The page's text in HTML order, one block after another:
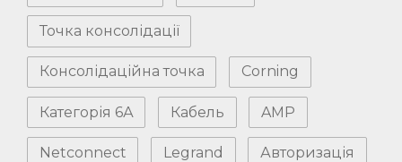
Точка консолідації
Консолідаційна точка Corning
Категорія 6А Кабель AMP
Netconnect Legrand Авторизація